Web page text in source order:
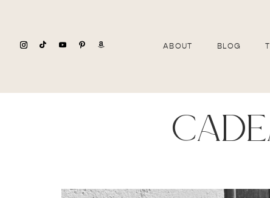
ABOUT BLOG